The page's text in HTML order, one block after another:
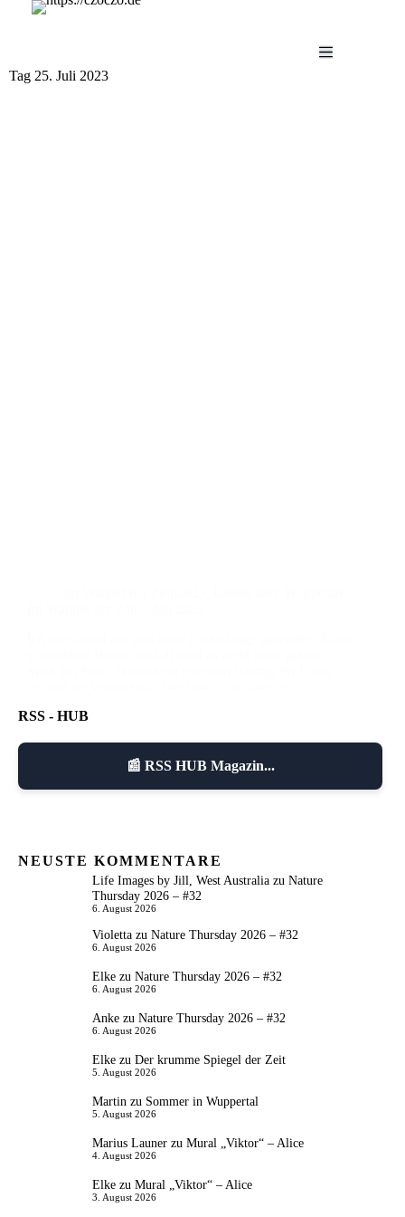
Tag 25. Juli 2023
RSS - HUB
📰 RSS HUB Magazin...
NEUSTE KOMMENTARE
Life Images by Jill, West Australiazu Nature
Thursday 2026 – #32
6. August 2026
Violettazu Nature Thursday 2026 – #32
6. August 2026
Elkezu Nature Thursday 2026 – #32
6. August 2026
Ankezu Nature Thursday 2026 – #32
6. August 2026
Elkezu Der krumme Spiegel der Zeit
5. August 2026
Martin zu Sommer in Wuppertal
5. August 2026
Marius Launerzu Mural „Viktor“ – Alice
4. August 2026
Elkezu Mural „Viktor“ – Alice
3. August 2026